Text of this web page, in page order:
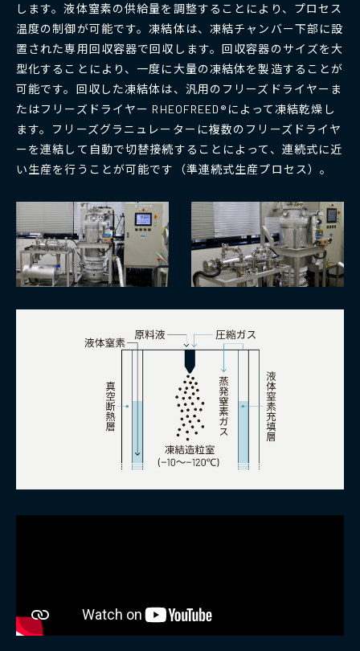
します。液体窒素の供給量を調整することにより、プロセス
温度の制御が可能です。凍結体は、凍結チャンバー下部に設
置された専用回収容器で回収します。回収容器のサイズを大
型化することにより、一度に大量の凍結体を製造することが
可能です。回収した凍結体は、汎用のフリーズドライヤーま
たはフリーズドライヤー RHEOFREED®によって凍結乾燥し
ます。フリーズグラニュレーターに複数のフリーズドライヤ
ーを連結して自動で切替接続することによって、連続式に近
い生産を行うことが可能です（準連続式生産プロセス）。